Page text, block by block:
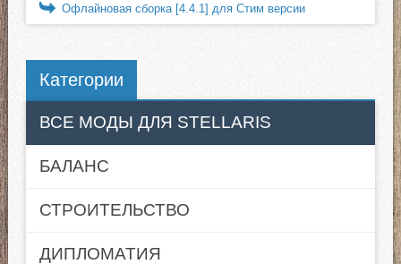
Офлайновая сборка [4.4.1] для Стим версии
Категории
ВСЕ МОДЫ ДЛЯ STELLARIS
БАЛАНС
СТРОИТЕЛЬСТВО
ДИПЛОМАТИЯ